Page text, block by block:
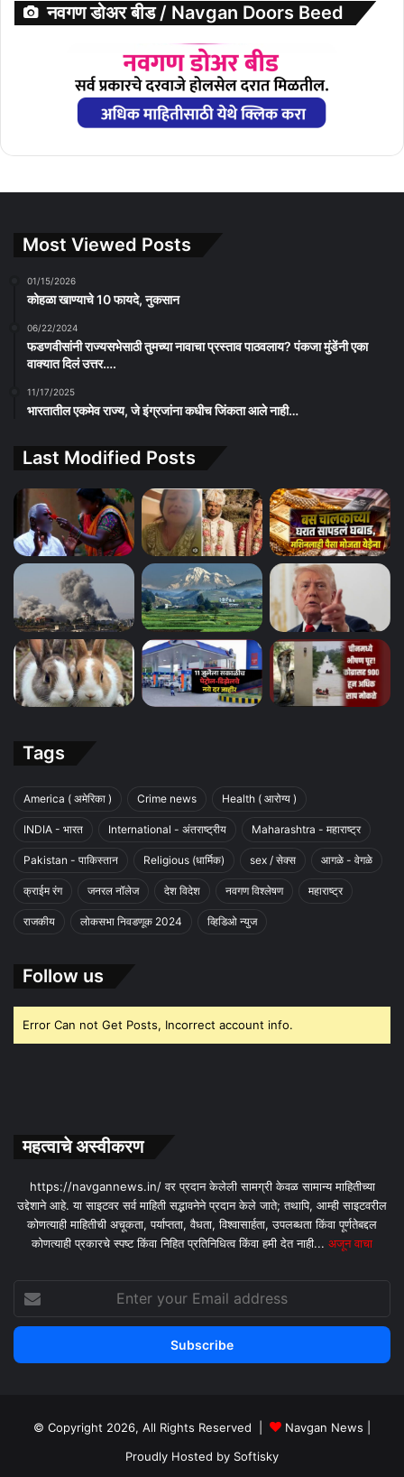
नवगण डोअर बीड / Navgan Doors Beed
Most Viewed Posts
01/15/2026
कोहळा खाण्याचे 10 फायदे, नुकसान
06/22/2024
फडणवीसांनी राज्यसभेसाठी तुमच्या नावाचा प्रस्ताव पाठवलाय? पंकजा मुंडेंनी एका
वाक्यात दिलं उत्तर….
11/17/2025
भारतातील एकमेव राज्य, जे इंग्रजांना कधीच जिंकता आले नाही…
Last Modified Posts
Tags
America ( अमेरिका ) Crime news Health ( आरोग्य )
INDIA - भारत International - अंतराष्ट्रीय Maharashtra - महाराष्ट्र
Pakistan - पाकिस्तान Religious (धार्मिक) sex / सेक्स आगळे - वेगळे
क्राईम रंग जनरल नॉलेज देश विदेश नवगण विश्लेषण महाराष्ट्र
राजकीय लोकसभा निवडणूक 2024 व्हिडिओ न्युज
Follow us
Error Can not Get Posts, Incorrect account info.
महत्वाचे अस्वीकरण
https://navgannews.in/ वर प्रदान केलेली सामग्री केवळ सामान्य माहितीच्या
उद्देशाने आहे. या साइटवर सर्व माहिती सद्भावनेने प्रदान केले जाते; तथापि, आम्ही साइटवरील
कोणत्याही माहितीची अचूकता, पर्याप्तता, वैधता, विश्वासार्हता, उपलब्धता किंवा पूर्णतेबद्दल
कोणत्याही प्रकारचे स्पष्ट किंवा निहित प्रतिनिधित्व किंवा हमी देत ​​नाही... अजून वाचा
your
Email
© Copyright 2026, All Rights Reserved | Navgan News
Proudly Hosted by Softisky